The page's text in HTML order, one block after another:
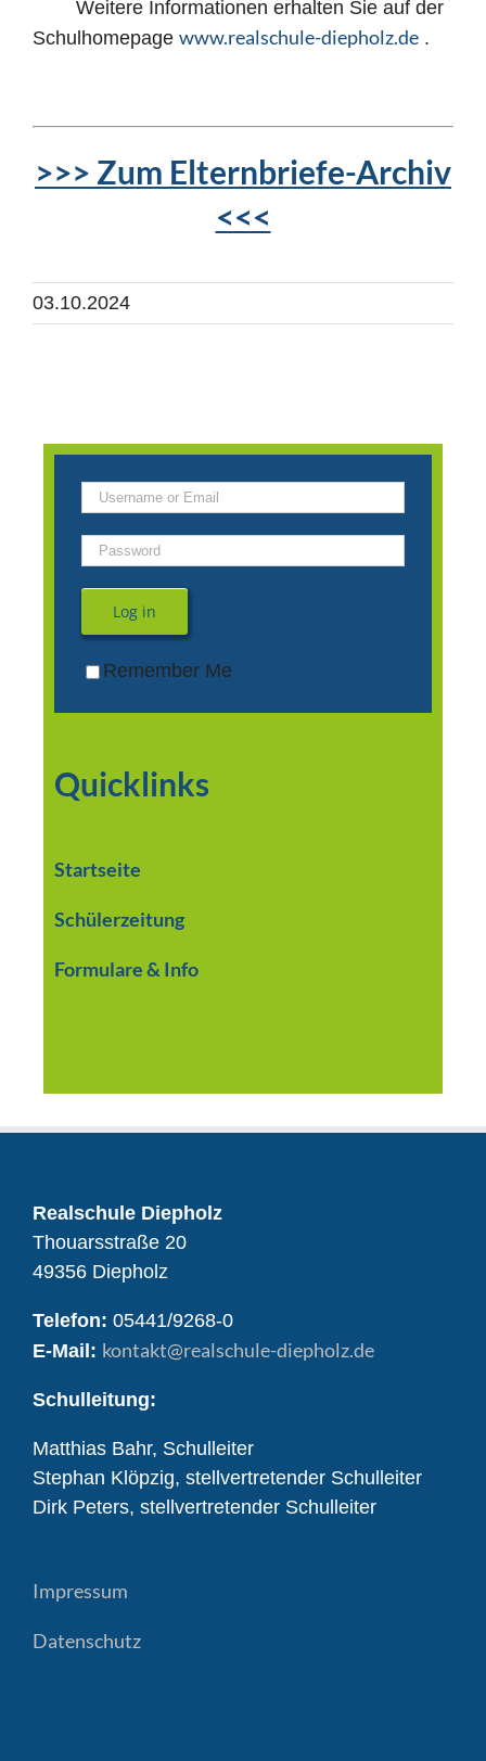
Weitere Informationen erhalten Sie auf der
Schulhomepage www.realschule-diepholz.de.
>>> Zum Elternbriefe-Archiv
<<<
03.10.2024
Log in
Remember Me
Quicklinks
Startseite
Schülerzeitung
Formulare & Info
Realschule Diepholz
Thouarsstraße 20
49356 Diepholz
Telefon: 05441/9268-0
E-Mail: kontakt@realschule-diepholz.de
Schulleitung:
Matthias Bahr, Schulleiter
Stephan Klöpzig, stellvertretender Schulleiter
Dirk Peters, stellvertretender Schulleiter
Impressum
Datenschutz